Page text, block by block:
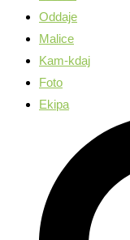
Oddaje
Malice
Kam-kdaj
Foto
Ekipa